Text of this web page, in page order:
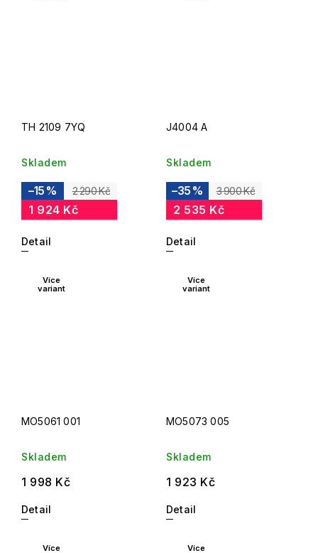
TH 2109 7YQ
Skladem
2 290 Kč
–15 %
1 924 Kč
Detail
J4004 A
Skladem
3 900 Kč
–35 %
2 535 Kč
Detail
Více
variant
MO5061 001
Skladem
1 998 Kč
Detail
Více
variant
MO5073 005
Skladem
1 923 Kč
Detail
Více
Více